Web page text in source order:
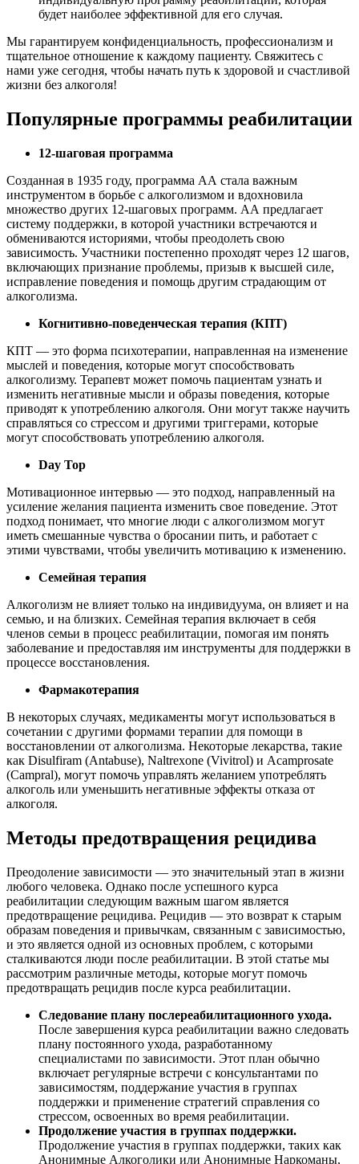
будет наиболее эффективной для его случая.
Мы гарантируем конфиденциальность, профессионализм и
тщательное отношение к каждому пациенту. Свяжитесь с
нами уже сегодня, чтобы начать путь к здоровой и счастливой
жизни без алкоголя!
Популярные программы реабилитации
12-шаговая программа
Созданная в 1935 году, программа АА стала важным
инструментом в борьбе с алкоголизмом и вдохновила
множество других 12-шаговых программ. АА предлагает
систему поддержки, в которой участники встречаются и
обмениваются историями, чтобы преодолеть свою
зависимость. Участники постепенно проходят через 12 шагов,
включающих признание проблемы, призыв к высшей силе,
исправление поведения и помощь другим страдающим от
алкоголизма.
Когнитивно-поведенческая терапия (КПТ)
КПТ — это форма психотерапии, направленная на изменение
мыслей и поведения, которые могут способствовать
алкоголизму. Терапевт может помочь пациентам узнать и
изменить негативные мысли и образы поведения, которые
приводят к употреблению алкоголя. Они могут также научить
справляться со стрессом и другими триггерами, которые
могут способствовать употреблению алкоголя.
Day Top
Мотивационное интервью — это подход, направленный на
усиление желания пациента изменить свое поведение. Этот
подход понимает, что многие люди с алкоголизмом могут
иметь смешанные чувства о бросании пить, и работает с
этими чувствами, чтобы увеличить мотивацию к изменению.
Семейная терапия
Алкоголизм не влияет только на индивидуума, он влияет и на
семью, и на близких. Семейная терапия включает в себя
членов семьи в процесс реабилитации, помогая им понять
заболевание и предоставляя им инструменты для поддержки в
процессе восстановления.
Фармакотерапия
В некоторых случаях, медикаменты могут использоваться в
сочетании с другими формами терапии для помощи в
восстановлении от алкоголизма. Некоторые лекарства, такие
как Disulfiram (Antabuse), Naltrexone (Vivitrol) и Acamprosate
(Campral), могут помочь управлять желанием употреблять
алкоголь или уменьшить негативные эффекты отказа от
алкоголя.
Методы предотвращения рецидива
Преодоление зависимости — это значительный этап в жизни
любого человека. Однако после успешного курса
реабилитации следующим важным шагом является
предотвращение рецидива. Рецидив — это возврат к старым
образам поведения и привычкам, связанным с зависимостью,
и это является одной из основных проблем, с которыми
сталкиваются люди после реабилитации. В этой статье мы
рассмотрим различные методы, которые могут помочь
предотвращать рецидив после курса реабилитации.
Следование плану послереабилитационного ухода.
После завершения курса реабилитации важно следовать
плану постоянного ухода, разработанному
специалистами по зависимости. Этот план обычно
включает регулярные встречи с консультантами по
зависимостям, поддержание участия в группах
поддержки и применение стратегий справления со
стрессом, освоенных во время реабилитации.
Продолжение участия в группах поддержки.
Продолжение участия в группах поддержки, таких как
Анонимные Алкоголики или Анонимные Наркоманы,